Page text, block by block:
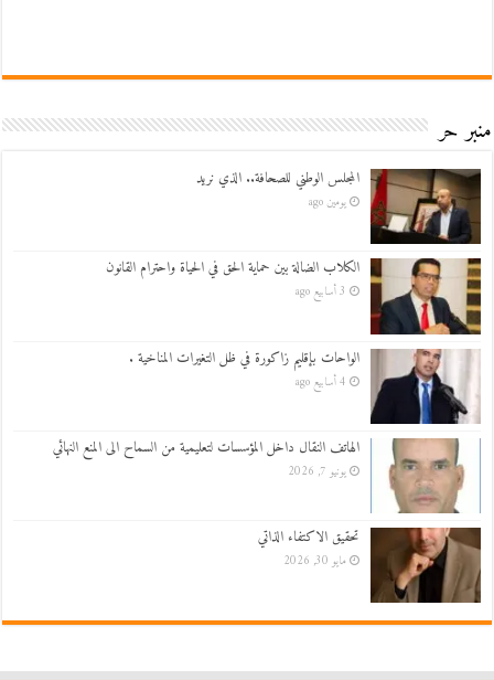
منبر حر
المجلس الوطني للصحافة.. الذي نريد
يومين ago
الكلاب الضالة بين حماية الحق في الحياة واحترام القانون
3 أسابيع ago
الواحات بإقليم زاكورة في ظل التغيرات المناخية .
4 أسابيع ago
الهاتف النقال داخل المؤسسات لتعليمية من السماح الى المنع النهائي
يونيو 7, 2026
تحقيق الاكتفاء الذاتي
مايو 30, 2026